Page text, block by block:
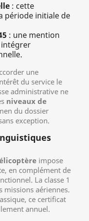
: cette
période initiale de
: une mention
une
du service le
administrative ne
niveaux de
du dossier
exception.
impose
en complément de
La classe 1
missions aériennes.
ce certificat
annuel.